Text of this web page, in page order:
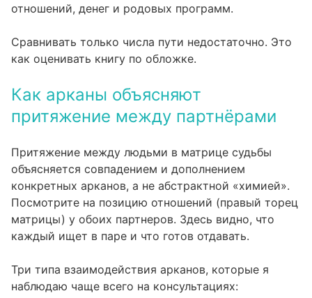
отношений, денег и родовых программ.
Сравнивать только числа пути недостаточно. Это
как оценивать книгу по обложке.
Как арканы объясняют
притяжение между партнёрами
Притяжение между людьми в матрице судьбы
объясняется совпадением и дополнением
конкретных арканов, а не абстрактной «химией».
Посмотрите на позицию отношений (правый торец
матрицы) у обоих партнеров. Здесь видно, что
каждый ищет в паре и что готов отдавать.
Три типа взаимодействия арканов, которые я
наблюдаю чаще всего на консультациях: